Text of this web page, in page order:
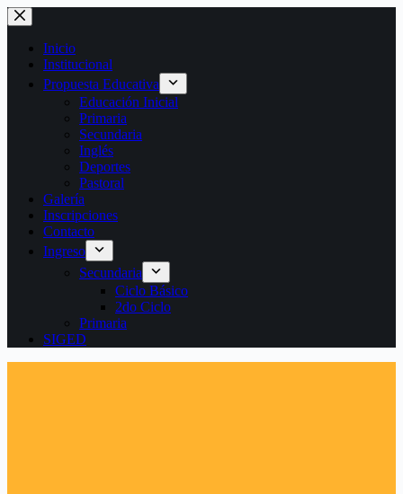
Saltar
al
contenido
Inicio
Institucional
Propuesta Educativa
Educación Inicial
Primaria
Secundaria
Inglés
Deportes
Pastoral
Galería
Inscripciones
Contacto
Ingreso
Secundaria
Ciclo Básico
2do Ciclo
Primaria
SIGED